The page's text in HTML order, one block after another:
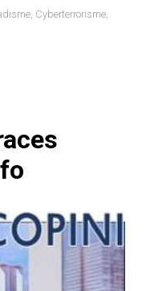
, Cyberterrorisme,